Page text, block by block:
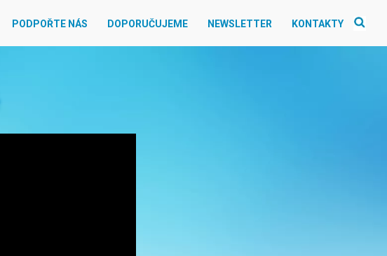
PODPOŘTE NÁS DOPORUČUJEME NEWSLETTER KONTAKTY